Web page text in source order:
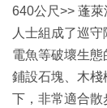
640公尺>> 蓬
人士組成了巡
電魚等破壞生
鋪設石塊、木
下，非常適合散